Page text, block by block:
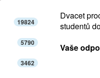
Dvacet
studentů
Vaše
19824
5790
3462